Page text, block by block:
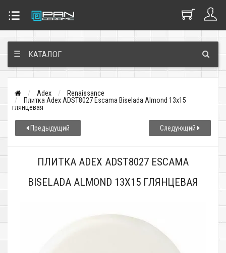
☰ КАТАЛОГ
Adex
Renaissance
Плитка Adex ADST8027 Escama Biselada Almond 13x15
глянцевая
Предыдущий Следующий
ПЛИТКА ADEX ADST8027 ESCAMA
BISELADA ALMOND 13X15 ГЛЯНЦЕВАЯ